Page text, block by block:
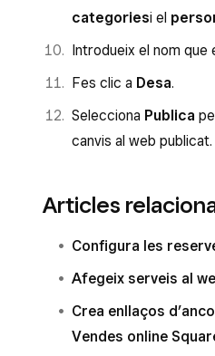
categoriesi el
Introdueix el nom que
Fes clic a Desa.
Selecciona Publica
canvis al web publicat.
Articles
Configura les
Afegeix serveis al
Crea enllaços
Vendes online